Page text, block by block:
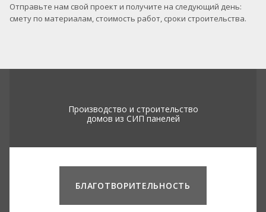
Отправьте нам свой проект и получите на следующий день:
смету по материалам, стоимость работ, сроки строительства.
Производство и строительство
домов из СИП панелей
БЛАГОТВОРИТЕЛЬНОСТЬ